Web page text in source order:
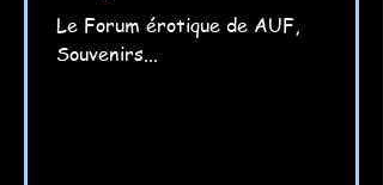
Le Forum érotique de AUF,
Souvenirs...